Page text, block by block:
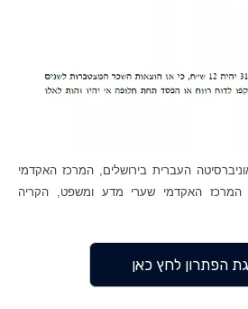
העברית בירושלים, המרכז האקדמי
המרכז האקדמי שערי מדע ומשפט, הקריה
הפתרון לחץ כאן